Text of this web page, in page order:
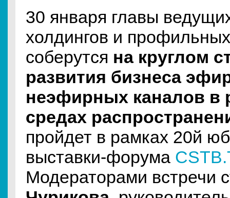
30 января главы
холдингов и
соберутся на круглом
развития бизнеса
неэфирных каналов в
средах
пройдет в рамках 20й
выставки-форума
Модераторами встречи